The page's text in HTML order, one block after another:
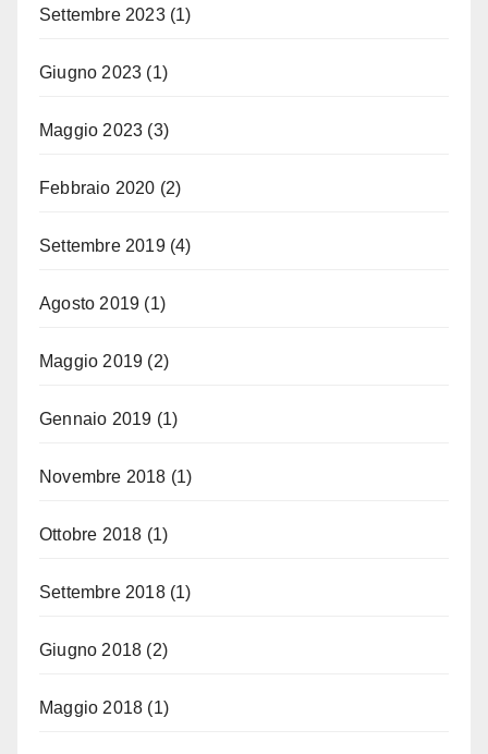
Settembre 2023(1)
Giugno 2023 (1)
Maggio 2023 (3)
Febbraio 2020 (2)
Settembre 2019(4)
Agosto 2019 (1)
Maggio 2019 (2)
Gennaio 2019 (1)
Novembre 2018 (1)
Ottobre 2018 (1)
Settembre 2018(1)
Giugno 2018 (2)
Maggio 2018 (1)